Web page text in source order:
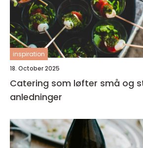
inspiration
18. October 2025
Catering som løfter små og
anledninger